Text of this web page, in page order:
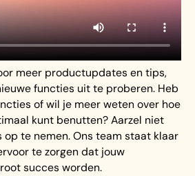
meer productupdates en tips,
functies uit te proberen. Heb
of wil je meer weten over hoe
kunt benutten? Aarzel niet
te nemen. Ons team staat klaar
te zorgen dat jouw
succes worden.